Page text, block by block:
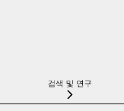
검색 및 연구